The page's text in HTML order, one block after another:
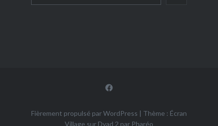
Facebook
Fièrement propulsé par WordPress | Thème : Écran
Village sur Dyad 2 par Pharéo